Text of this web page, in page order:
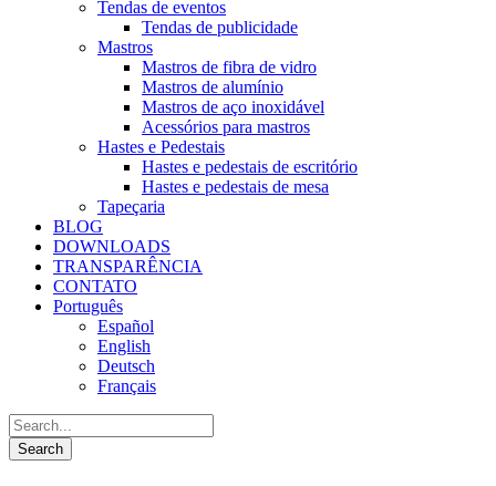
Tendas de eventos
Tendas de publicidade
Mastros
Mastros de fibra de vidro
Mastros de alumínio
Mastros de aço inoxidável
Acessórios para mastros
Hastes e Pedestais
Hastes e pedestais de escritório
Hastes e pedestais de mesa
Tapeçaria
BLOG
DOWNLOADS
TRANSPARÊNCIA
CONTATO
Português
Español
English
Deutsch
Français